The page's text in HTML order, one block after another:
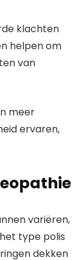
klachten
helpen om
van
meer
ervaren,
variëren,
type polis
dekken